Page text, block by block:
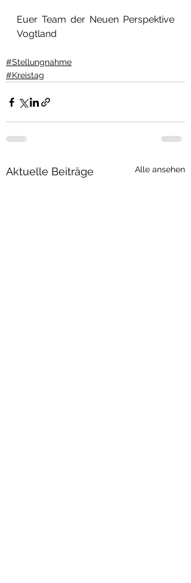
Euer Team der Neuen Perspektive
Vogtland
#Stellungnahme
#Kreistag
Aktuelle Beiträge Alle ansehen